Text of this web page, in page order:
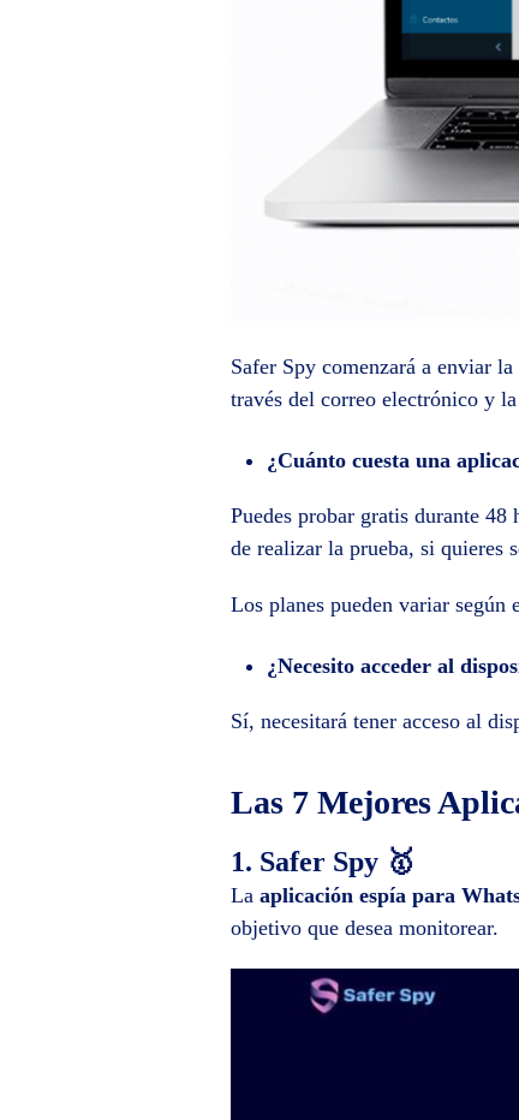
Safer Spy comenzará a enviar
través del correo electrónico y
¿Cuánto cuesta una
Puedes probar gratis durante
de realizar la prueba, si quieres
Los planes pueden variar según
¿Necesito acceder al
Sí, necesitará tener acceso al
Las 7 Mejores
1. Safer Spy 🥇
La aplicación espía para
objetivo que desea monitorear.